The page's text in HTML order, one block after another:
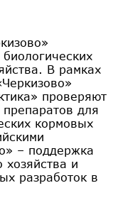
В рамках
проверяют
для
кормовых
– поддержка
хозяйства и
разработок в